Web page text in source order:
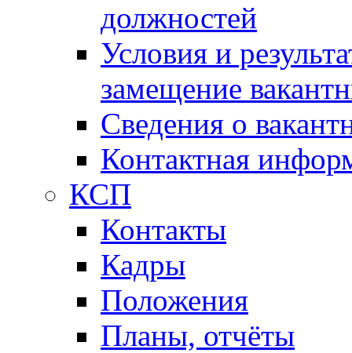
должностей
Условия и
замещение
Сведения о
Контактная
КСП
Контакты
Кадры
Положения
Планы, отчёты